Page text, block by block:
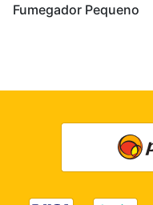
Fumegador Pequeno